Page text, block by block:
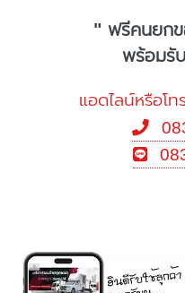
" ฟรีคนยก
พร้อมรั
แอดไลน์หรือโ